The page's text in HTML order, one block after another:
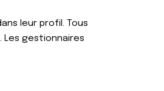
leur profil. Tous
Les gestionnaires